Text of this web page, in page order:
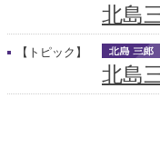
北島
【トピック】
北島